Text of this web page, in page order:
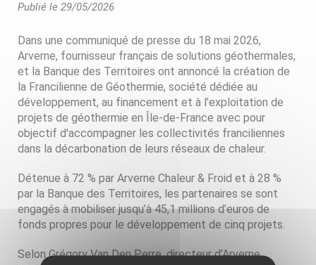
Publié le 29/05/2026
Dans une communiqué de presse du 18 mai 2026,
Arverne, fournisseur français de solutions géothermales,
et la Banque des Territoires ont annoncé la création de
la Francilienne de Géothermie, société dédiée au
développement, au financement et à l’exploitation de
projets de géothermie en Île-de-France avec pour
objectif d'accompagner les collectivités franciliennes
dans la décarbonation de leurs réseaux de chaleur.
Détenue à 72 % par Arverne Chaleur & Froid et à 28 %
par la Banque des Territoires, les partenaires se sont
engagés à mobiliser jusqu’à 45,1 millions d’euros de
fonds propres pour le développement de cinq projets.
Selon Grégory Van Den Perre, directeur d’Arverne